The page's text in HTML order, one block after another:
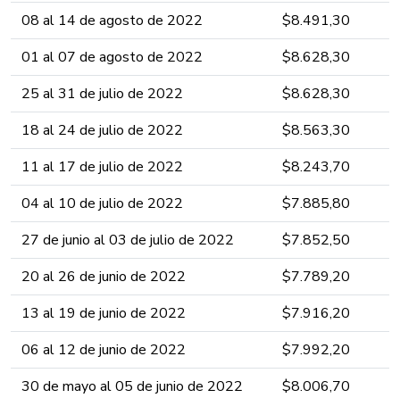
08 al 14 de agosto ​​​​de 2022 ​​​​​​​
​$8.491​​,​3​​​​​​​​​​​​0​​
01 al 07 de agosto ​​​​de 2022 ​​​​​​​
​$8.628,​3​​​​​​​​​​​​0​​
25 al 31 de julio ​​​de 2022 ​​​​​​​
​$8.628,​3​​​​​​​​​​​​0​​
18 al 24 de julio ​​​de 2022 ​​​​​​​
​$8.563,3​​​​​​​​​​​​0​​
11 al 17 de julio ​​​de 2022 ​​​​​​​
​$8.243,7​​​​​​​​​​​0​​
04 al 10 de julio ​​​de 2022 ​​​​​​​
​$7.885,8​​​​​​​​​​0​​
27 de junio al 03 de julio ​​​de 2022 ​​​​​​​
​$7.852,5​​​​​​​​​0​​
20 al 26 de junio ​​de 2022 ​​​​​​​
​$7.789,2​​​​​​​​0​​
13 al 19 de junio ​​de 2022 ​​​​​​​
​$7.916,2​​​​​​​​0​​
06 al 12 de junio ​​de 2022 ​​​​​​​
​$7.992,2​​​​​​​0​​
30 de mayo al 05 de junio ​​de 2022 ​​​​​​​
​$8.006,7​​​​​​​0​​